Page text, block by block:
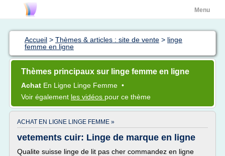
Menu
Accueil > Thèmes & articles : site de vente > linge
femme en ligne
Thèmes principaux sur linge femme en ligne
Achat En Ligne Linge Femme •
Voir également les vidéos pour ce thème
ACHAT EN LIGNE LINGE FEMME »
vetements cuir: Linge de marque en ligne
Qualite suisse linge de lit pas cher commandez en ligne